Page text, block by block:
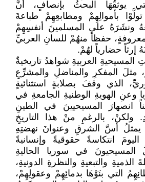
يوثقُهَا البحثُ بإنصافٍ، أنَّ
بأموالِهِمْ ومطابعِهِمْ طباعةَ
ونشَرَهُ على المسلمينَ أنفسِهِمْ
حفظاً منهُمْ للسانِ العربيِّ
إرثاً حضارياً لهُمْ.
المسيحيةِ العربيةِ شواهدُ تاريخيةٌ
مثلَ المفكرِ والمناضلِ والمشرِّعِ
الذي وقفَ بصلابةٍ استثنائيةٍ
وعنِ الهويةِ الوطنيةِ الجامعةِ في
انصهارَ المسيحيينَ في الطينِ
ولكنْ، بالرغمِ منْ هذا التاريخِ
يمثلُ أسَّ الشرقِ وعنوانَ نهضتِهِ
انتكاسةً حقوقيةً وإنسانيةً
في سوريا الحاليةِ
والتبعيةِ والنظرةِ الدونيةِ،
التي بنَوْهَا بدمائِهِمْ وعقولِهِمْ،